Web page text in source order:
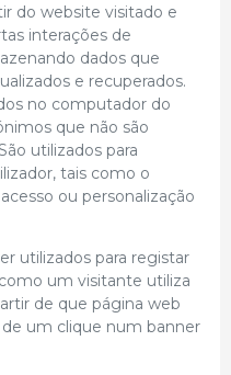
do website visitado e
interações de
dados que
e recuperados.
no computador do
que não são
utilizados para
tais como o
ou personalização
utilizados para registar
um visitante utiliza
de que página web
um clique num banner